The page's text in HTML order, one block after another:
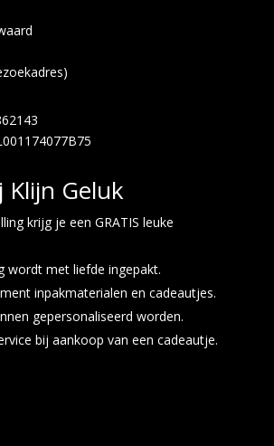
Klijn Geluk
krijg je een GRATIS leuke
wordt met liefde ingepakt.
inpakmaterialen en cadeautjes.
gepersonaliseerd worden.
bij aankoop van een cadeautje.